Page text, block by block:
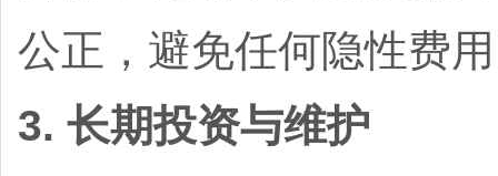
公正，避免任何隐性费
3. 长期投资与维护